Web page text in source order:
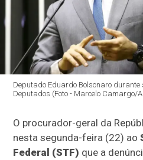
Deputado Eduardo Bolsonaro
Deputados (Foto - Marcelo Camargo/
O procurador-geral da
nesta segunda-feira (22) ao
Federal (STF) que a